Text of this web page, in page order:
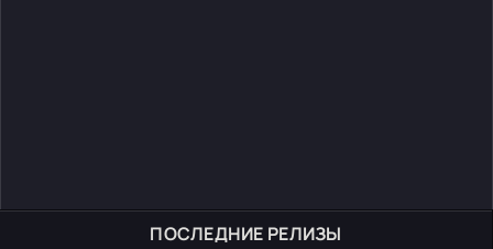
ПОСЛЕДНИЕ РЕЛИЗЫ